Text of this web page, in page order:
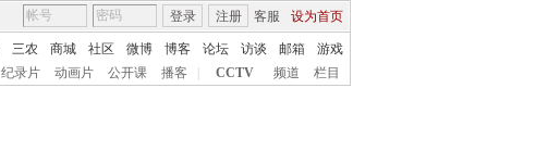
客服 设为首页
登录 注册
三农 商城 社区 微博 博客 论坛 访谈 邮箱
游戏
纪录片 动画片 公开课 播客 CCTV 频道 栏目